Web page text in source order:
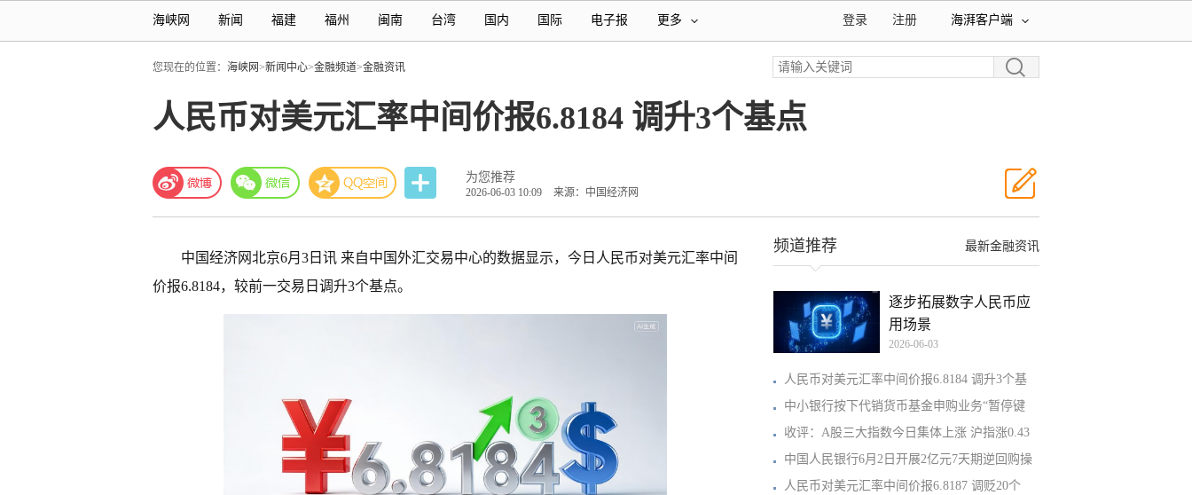
海峡网 新闻 福建 福州 闽南 台湾 国内 国际 电子报 更多 海湃客户端
注册
登录
您现在的位置： 海峡网>新闻中心>金融频道>金融资讯
人民币对美元汇率中间价报6.8184 调升3个基点
为您推荐
2026-06-03 10:09 来源：中国经济网
中国经济网北京6月3日讯 来自中国外汇交易中心的数据显示，今日人民币对美元汇率中间
价报6.8184，较前一交易日调升3个基点。
最新金融资讯
频道推荐
逐步拓展数字人民币应
用场景
2026-06-03
人民币对美元汇率中间价报6.8184 调升3个基
中小银行按下代销货币基金申购业务“暂停键
收评：A股三大指数今日集体上涨 沪指涨0.43
中国人民银行6月2日开展2亿元7天期逆回购操
人民币对美元汇率中间价报6.8187 调贬20个